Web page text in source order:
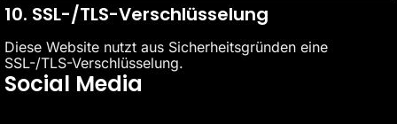
10. SSL-/TLS-Verschlüsselung
Diese Website nutzt aus Sicherheitsgründen eine
SSL-/TLS-Verschlüsselung.
Social Media